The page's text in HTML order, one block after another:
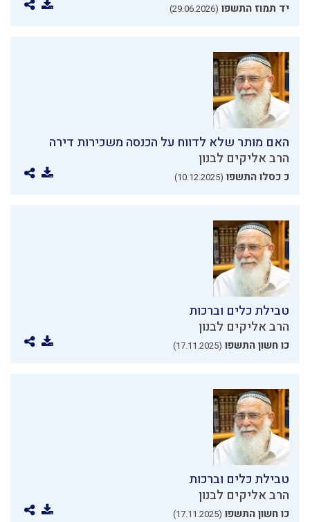
יד תמוז התשפו (29.06.2026)
האם מותר שלא לדווח על הכנסה משכירות דירה
הרב אליקים לבנון
כ כסלו התשפו (10.12.2025)
טבילת כלים וברכות
הרב אליקים לבנון
כו חשון התשפו (17.11.2025)
טבילת כלים וברכות
הרב אליקים לבנון
כו חשון התשפו (17.11.2025)